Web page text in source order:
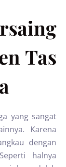
Tas
yang sangat
Karena
dengan
halnya